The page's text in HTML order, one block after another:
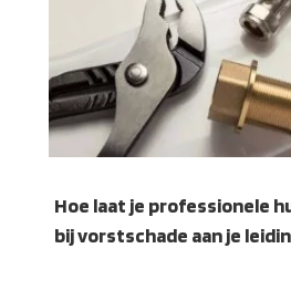
Hoe laat je professionele
bij vorstschade aan je